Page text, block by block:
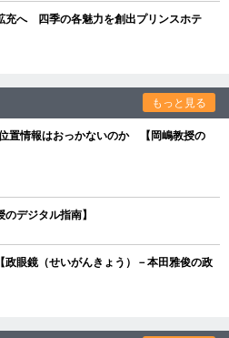
充へ 四季の各魅力を創出プリンスホテ
もっと見る
置情報はおっかないのか 【岡嶋教授の
デジタル指南】
眼鏡（せいがんきょう）－本田雅俊の政